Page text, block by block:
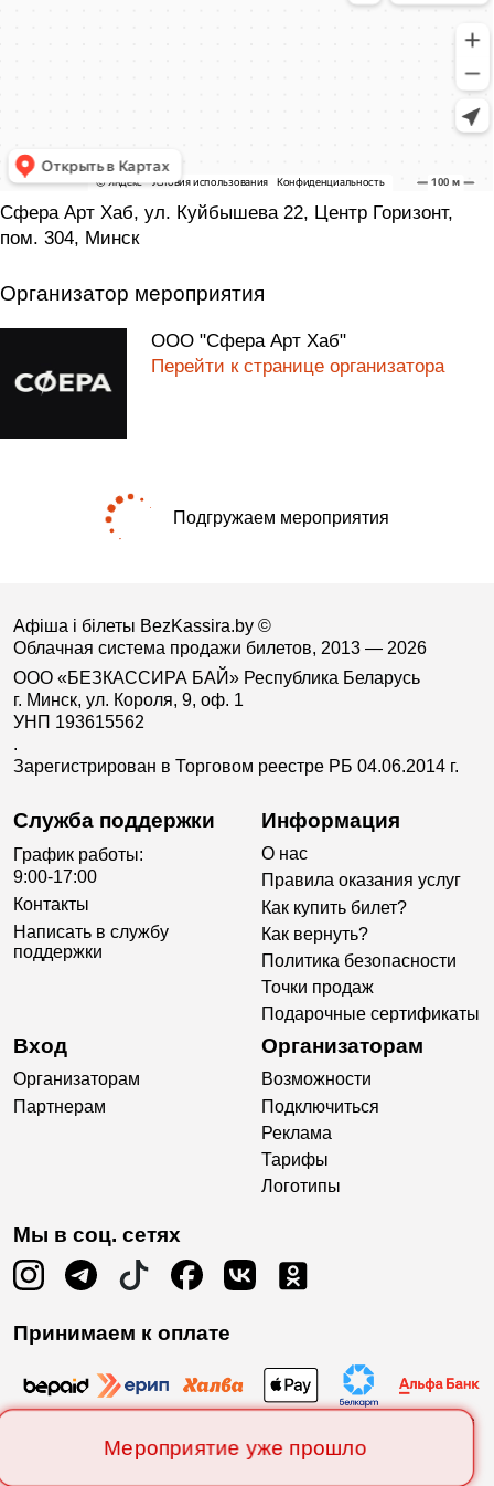
Мероприятие уже прошло
Сфера Арт Хаб, ул. Куйбышева 22, Центр Горизонт,
пом. 304, Минск
Организатор мероприятия
ООО "Сфера Арт Хаб"
Перейти к странице организатора
Подгружаем мероприятия
Афіша і білеты BezKassira.by ©
Облачная система продажи билетов, 2013 — 2026
ООО «БЕЗКАССИРА БАЙ» Республика Беларусь
г. Минск, ул. Короля, 9, оф. 1
УНП 193615562
.
Зарегистрирован в Торговом реестре РБ 04.06.2014 г.
Служба поддержки
График работы:
9:00-17:00
Контакты
Написать в службу
поддержки
Информация
О нас
Правила оказания услуг
Как купить билет?
Как вернуть?
Политика безопасности
Точки продаж
Подарочные сертификаты
Вход
Организаторам
Партнерам
Организаторам
Возможности
Подключиться
Реклама
Тарифы
Логотипы
Мы в соц. сетях
Принимаем к оплате